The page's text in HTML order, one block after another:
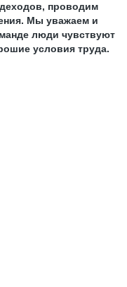
проводим
Мы уважаем и
люди чувствуют
условия труда.